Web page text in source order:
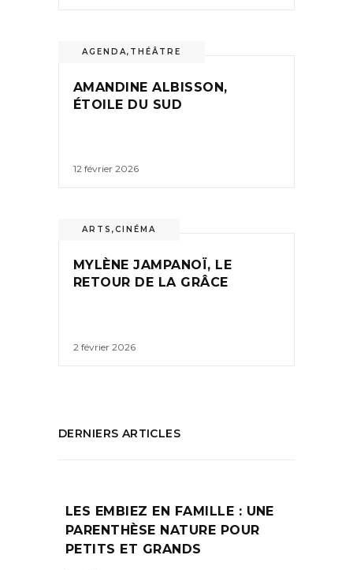
AGENDA, THÉÂTRE
AMANDINE ALBISSON,
ÉTOILE DU SUD
12 février 2026
ARTS ,CINÉMA
MYLÈNE JAMPANOÏ, LE
RETOUR DE LA GRÂCE
2 février 2026
DERNIERS ARTICLES
LES EMBIEZ EN FAMILLE : UNE
PARENTHÈSE NATURE POUR
PETITS ET GRANDS